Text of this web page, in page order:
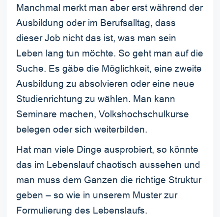
Manchmal merkt man aber erst während der
Ausbildung oder im Berufsalltag, dass
dieser Job nicht das ist, was man sein
Leben lang tun möchte. So geht man auf die
Suche. Es gäbe die Möglichkeit, eine zweite
Ausbildung zu absolvieren oder eine neue
Studienrichtung zu wählen. Man kann
Seminare machen, Volkshochschulkurse
belegen oder sich weiterbilden.
Hat man viele Dinge ausprobiert, so könnte
das im Lebenslauf chaotisch aussehen und
man muss dem Ganzen die richtige Struktur
geben – so wie in unserem Muster zur
Formulierung des Lebenslaufs.